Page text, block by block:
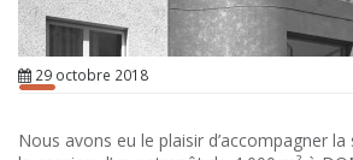
29 octobre 2018
Nous avons eu le plaisir d’accompagner la